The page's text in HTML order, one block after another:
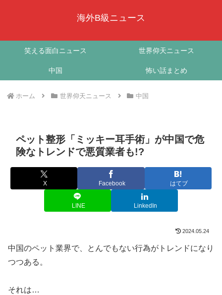
海外B級ニュース
笑える面白ニュース 世界仰天ニュース
中国 怖い話まとめ
ホーム 世界仰天ニュース 中国
ペット整形「ミッキー耳手術」が中国で危
険なトレンドで悪質業者も!?
X Facebook はてブ
LINE LinkedIn
2024.05.24
中国のペット業界で、とんでもない行為がトレンドになり
つつある。
それは…